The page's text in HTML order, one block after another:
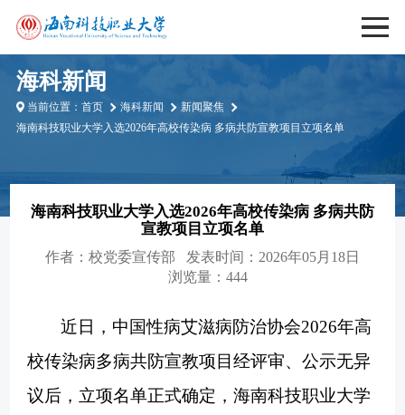
海科新闻
当前位置：首页 海科新闻
新闻聚焦
海南科技职业大学入选2026年高校传染病 多病共防宣教项目立项名单
海南科技职业大学入选2026年高校传染病 多病共防
宣教项目立项名单
作者：校党委宣传部
发表时间：2026年05月18日
浏览量：444
近日，中国性病艾滋病防治协会2026年高
校传染病多病共防宣教项目经评审、公示无异
议后，立项名单正式确定，海南科技职业大学